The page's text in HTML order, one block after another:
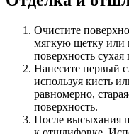
Очистите
мягкую щетку или
поверхность
Нанесите первый
используя кисть
равномерно,
поверхность.
После высыхания